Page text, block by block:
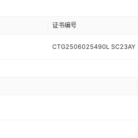
证书编号
CTG2506025490L SC23AY